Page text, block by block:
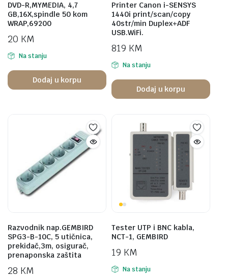
DVD-R,MYMEDIA, 4,7
GB,16X,spindle 50 kom
WRAP,69200
20 KM
Na stanju
Dodaj u korpu
Printer Canon i-SENSYS
1440i print/scan/copy
40str/min Duplex+ADF
USB.WiFi.
819 KM
Na stanju
Dodaj u korpu
Razvodnik nap.GEMBIRD
SPG3-B-10C, 5 utičnica,
prekidač,3m, osigurač,
prenaponska zaštita
28 KM
Tester UTP i BNC kabla,
NCT-1, GEMBIRD
19 KM
Na stanju